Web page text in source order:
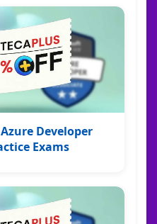
Developer
Exams